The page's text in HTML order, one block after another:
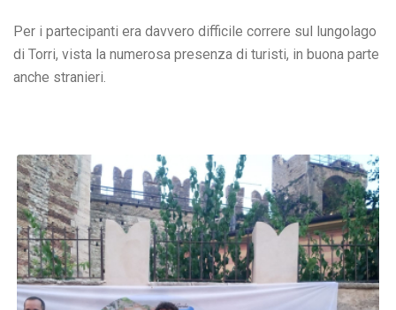
Per i partecipanti era davvero difficile correre sul lungolago
di Torri, vista la numerosa presenza di turisti, in buona parte
anche stranieri.